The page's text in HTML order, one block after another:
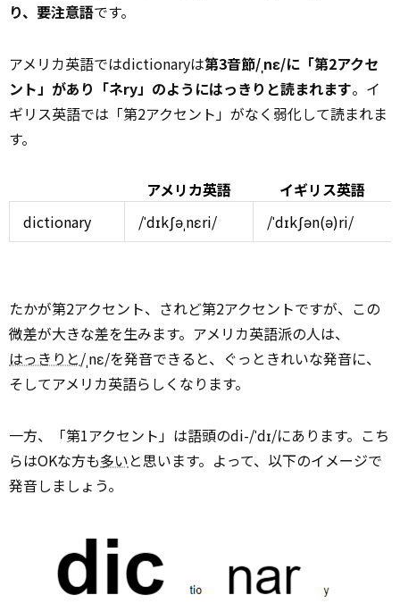
り、要注意語です。
アメリカ英語ではdictionaryは第3音節/ˌnɛ/に「第2アクセ
ント」があり「ネry」のようにはっきりと読まれます。イ
ギリス英語では「第2アクセント」がなく弱化して読まれま
す。
アメリカ英語
イギリス英語
dictionary
/ˈdɪkʃəˌnɛri/ /ˈdɪkʃən(ə)ri/
たかが第2アクセント、されど第2アクセントですが、この
微差が大きな差を生みます。アメリカ英語派の人は、
はっきりと/ˌnɛ/を発音できると、ぐっときれいな発音に、
そしてアメリカ英語らしくなります。
一方、「第1アクセント」は語頭のdi-/ˈdɪ/にあります。こち
らはOKな方も多いと思います。よって、以下のイメージで
発音しましょう。